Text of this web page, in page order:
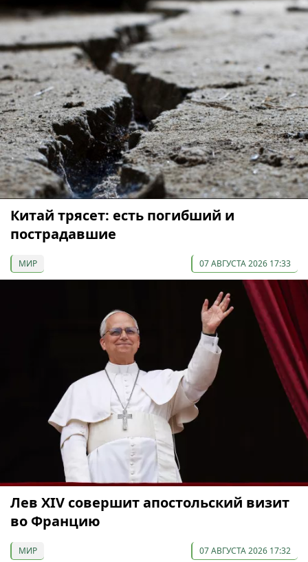
Китай трясет: есть погибший и
пострадавшие
МИР 07 АВГУСТА 2026 17:33
Лев XIV совершит апостольский визит
во Францию
МИР 07 АВГУСТА 2026 17:32